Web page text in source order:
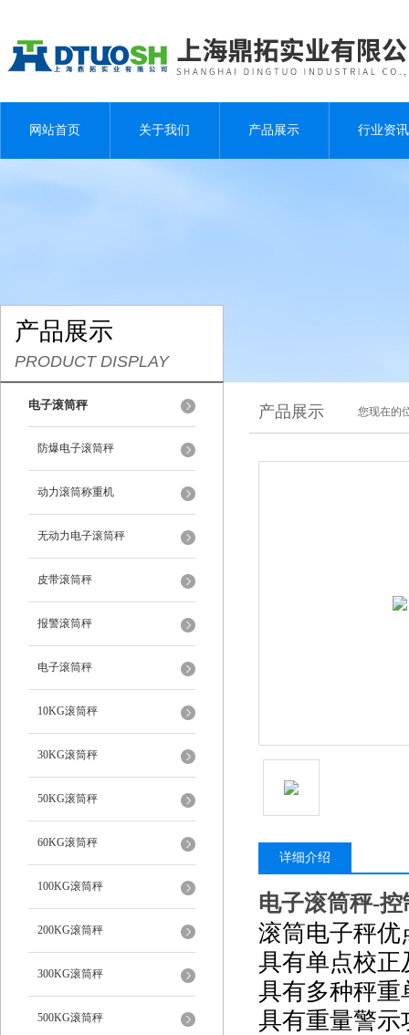
网站首页 关于我们 产品展示 行业资讯
产品展示
PRODUCT DISPLAY
电子滚筒秤
防爆电子滚筒秤
动力滚筒称重机
无动力电子滚筒秤
皮带滚筒秤
报警滚筒秤
电子滚筒秤
10KG滚筒秤
30KG滚筒秤
50KG滚筒秤
60KG滚筒秤
100KG滚筒秤
200KG滚筒秤
300KG滚筒秤
500KG滚筒秤
产品展示 您现在的
详细介绍
电子滚筒秤-控
滚筒电子秤优
具有单点校正
具有多种秤重
具有重量警示